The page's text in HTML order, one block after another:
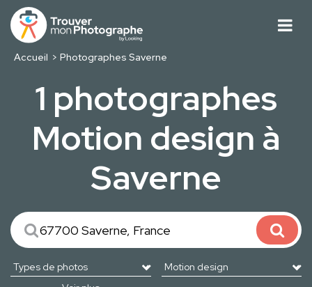
Accueil Photographes Saverne
1 photographes
Motion design à
Saverne